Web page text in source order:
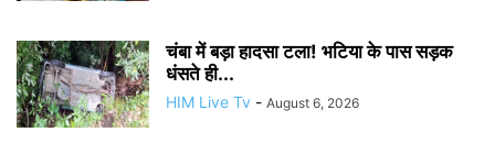
चंबा में बड़ा हादसा टला! भटिया के पास सड़क
धंसते ही...
HIM Live Tv - August 6, 2026